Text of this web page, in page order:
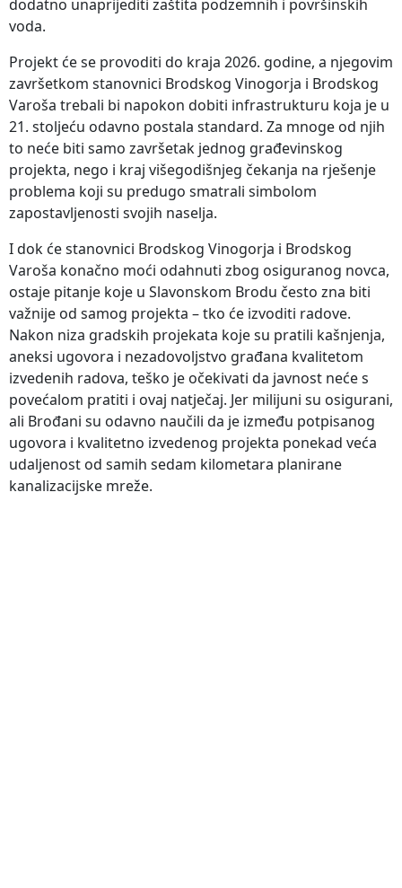
dodatno unaprijediti zaštita podzemnih i površinskih
voda.
Projekt će se provoditi do kraja 2026. godine, a njegovim
završetkom stanovnici Brodskog Vinogorja i Brodskog
Varoša trebali bi napokon dobiti infrastrukturu koja je u
21. stoljeću odavno postala standard. Za mnoge od njih
to neće biti samo završetak jednog građevinskog
projekta, nego i kraj višegodišnjeg čekanja na rješenje
problema koji su predugo smatrali simbolom
zapostavljenosti svojih naselja.
I dok će stanovnici Brodskog Vinogorja i Brodskog
Varoša konačno moći odahnuti zbog osiguranog novca,
ostaje pitanje koje u Slavonskom Brodu često zna biti
važnije od samog projekta – tko će izvoditi radove.
Nakon niza gradskih projekata koje su pratili kašnjenja,
aneksi ugovora i nezadovoljstvo građana kvalitetom
izvedenih radova, teško je očekivati da javnost neće s
povećalom pratiti i ovaj natječaj. Jer milijuni su osigurani,
ali Brođani su odavno naučili da je između potpisanog
ugovora i kvalitetno izvedenog projekta ponekad veća
udaljenost od samih sedam kilometara planirane
kanalizacijske mreže.